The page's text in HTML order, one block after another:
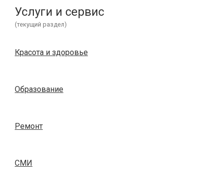
Услуги и сервис
(текущий раздел)
Красота и здоровье
Образование
Ремонт
СМИ